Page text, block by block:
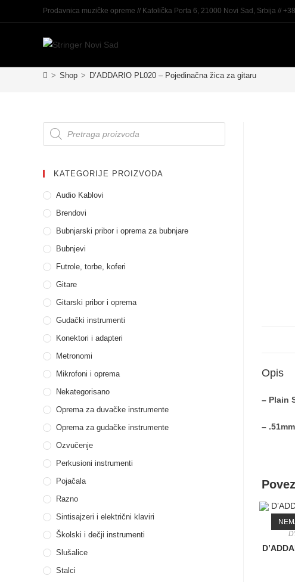
Prodavnica muzičke opreme // Katolička Porta 6, 21000 Novi Sad, Srbija //
> Shop > D’ADDARIO PL020 – Pojedinačna žica za gitaru
Opis
– Plain
– .51mm
KATEGORIJE PROIZVODA
Audio Kablovi
Brendovi
Bubnjarski pribor i oprema za bubnjare
Bubnjevi
Futrole, torbe, koferi
Gitare
Gitarski pribor i oprema
Gudački instrumenti
Konektori i adapteri
Metronomi
Mikrofoni i oprema
Nekategorisano
Oprema za duvačke instrumente
Oprema za gudačke instrumente
Ozvučenje
Perkusioni instrumenti
Pojačala
Razno
Sintisajzeri i električni klaviri
Školski i dečji instrumenti
Slušalice
Stalci